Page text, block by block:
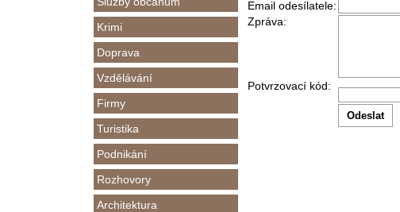
Krimi
Doprava
Vzdělávání
Firmy
Turistika
Podnikání
Rozhovory
Architektura
Email odesílatele:
Zpráva:
Potvrzovací kód: